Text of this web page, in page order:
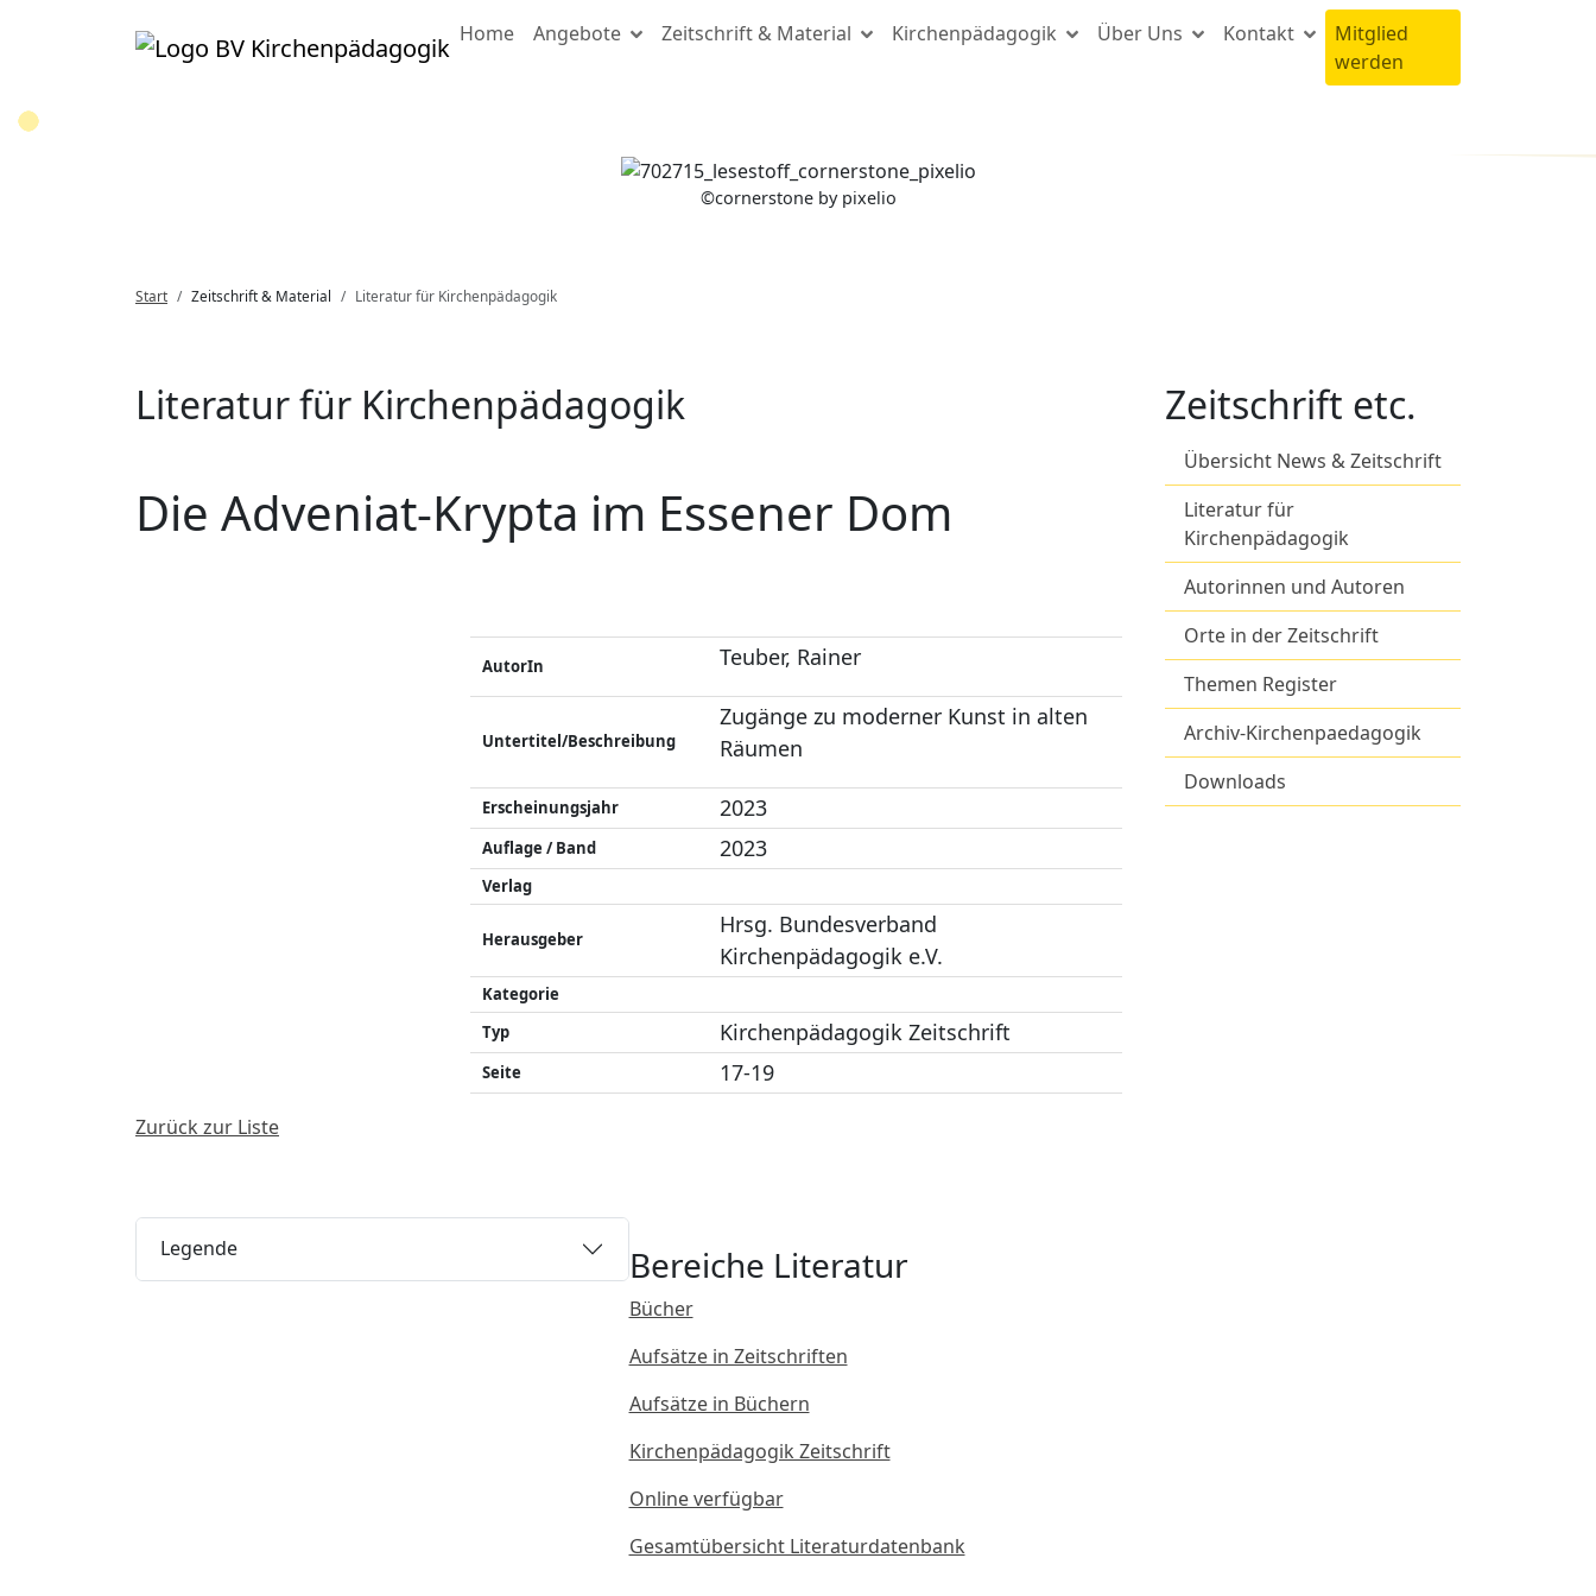
Loading...
Home Angebote Zeitschrift & Material Kirchenpädagogik Über Uns Kontakt
Mitglied
werden
©cornerstone by pixelio
Start Zeitschrift & Material Literatur für Kirchenpädagogik
Zeitschrift etc.
Übersicht News & Zeitschrift
Literatur für
Kirchenpädagogik
Autorinnen und Autoren
Orte in der Zeitschrift
Themen Register
Archiv-Kirchenpaedagogik
Downloads
Literatur für Kirchenpädagogik
Die Adveniat-Krypta im Essener Dom
AutorIn Teuber, Rainer
Untertitel/Beschreibung
Zugänge zu moderner Kunst in alten
Räumen
Erscheinungsjahr 2023
Auflage / Band 2023
Verlag
Herausgeber
Hrsg. Bundesverband
Kirchenpädagogik e.V.
Kategorie
Typ
Kirchenpädagogik Zeitschrift
Seite 17-19
Zurück zur Liste
Legende Bereiche Literatur
Bücher
Aufsätze in Zeitschriften
Aufsätze in Büchern
Kirchenpädagogik Zeitschrift
Online verfügbar
Gesamtübersicht Literaturdatenbank